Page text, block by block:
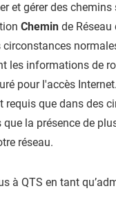
et gérer des
Chemin de
circonstances
les informations de
pour l'accès
requis que dans des
que la présence de
réseau.
à QTS en tant